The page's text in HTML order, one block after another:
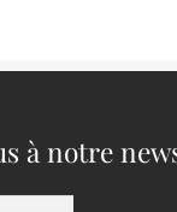
à notre